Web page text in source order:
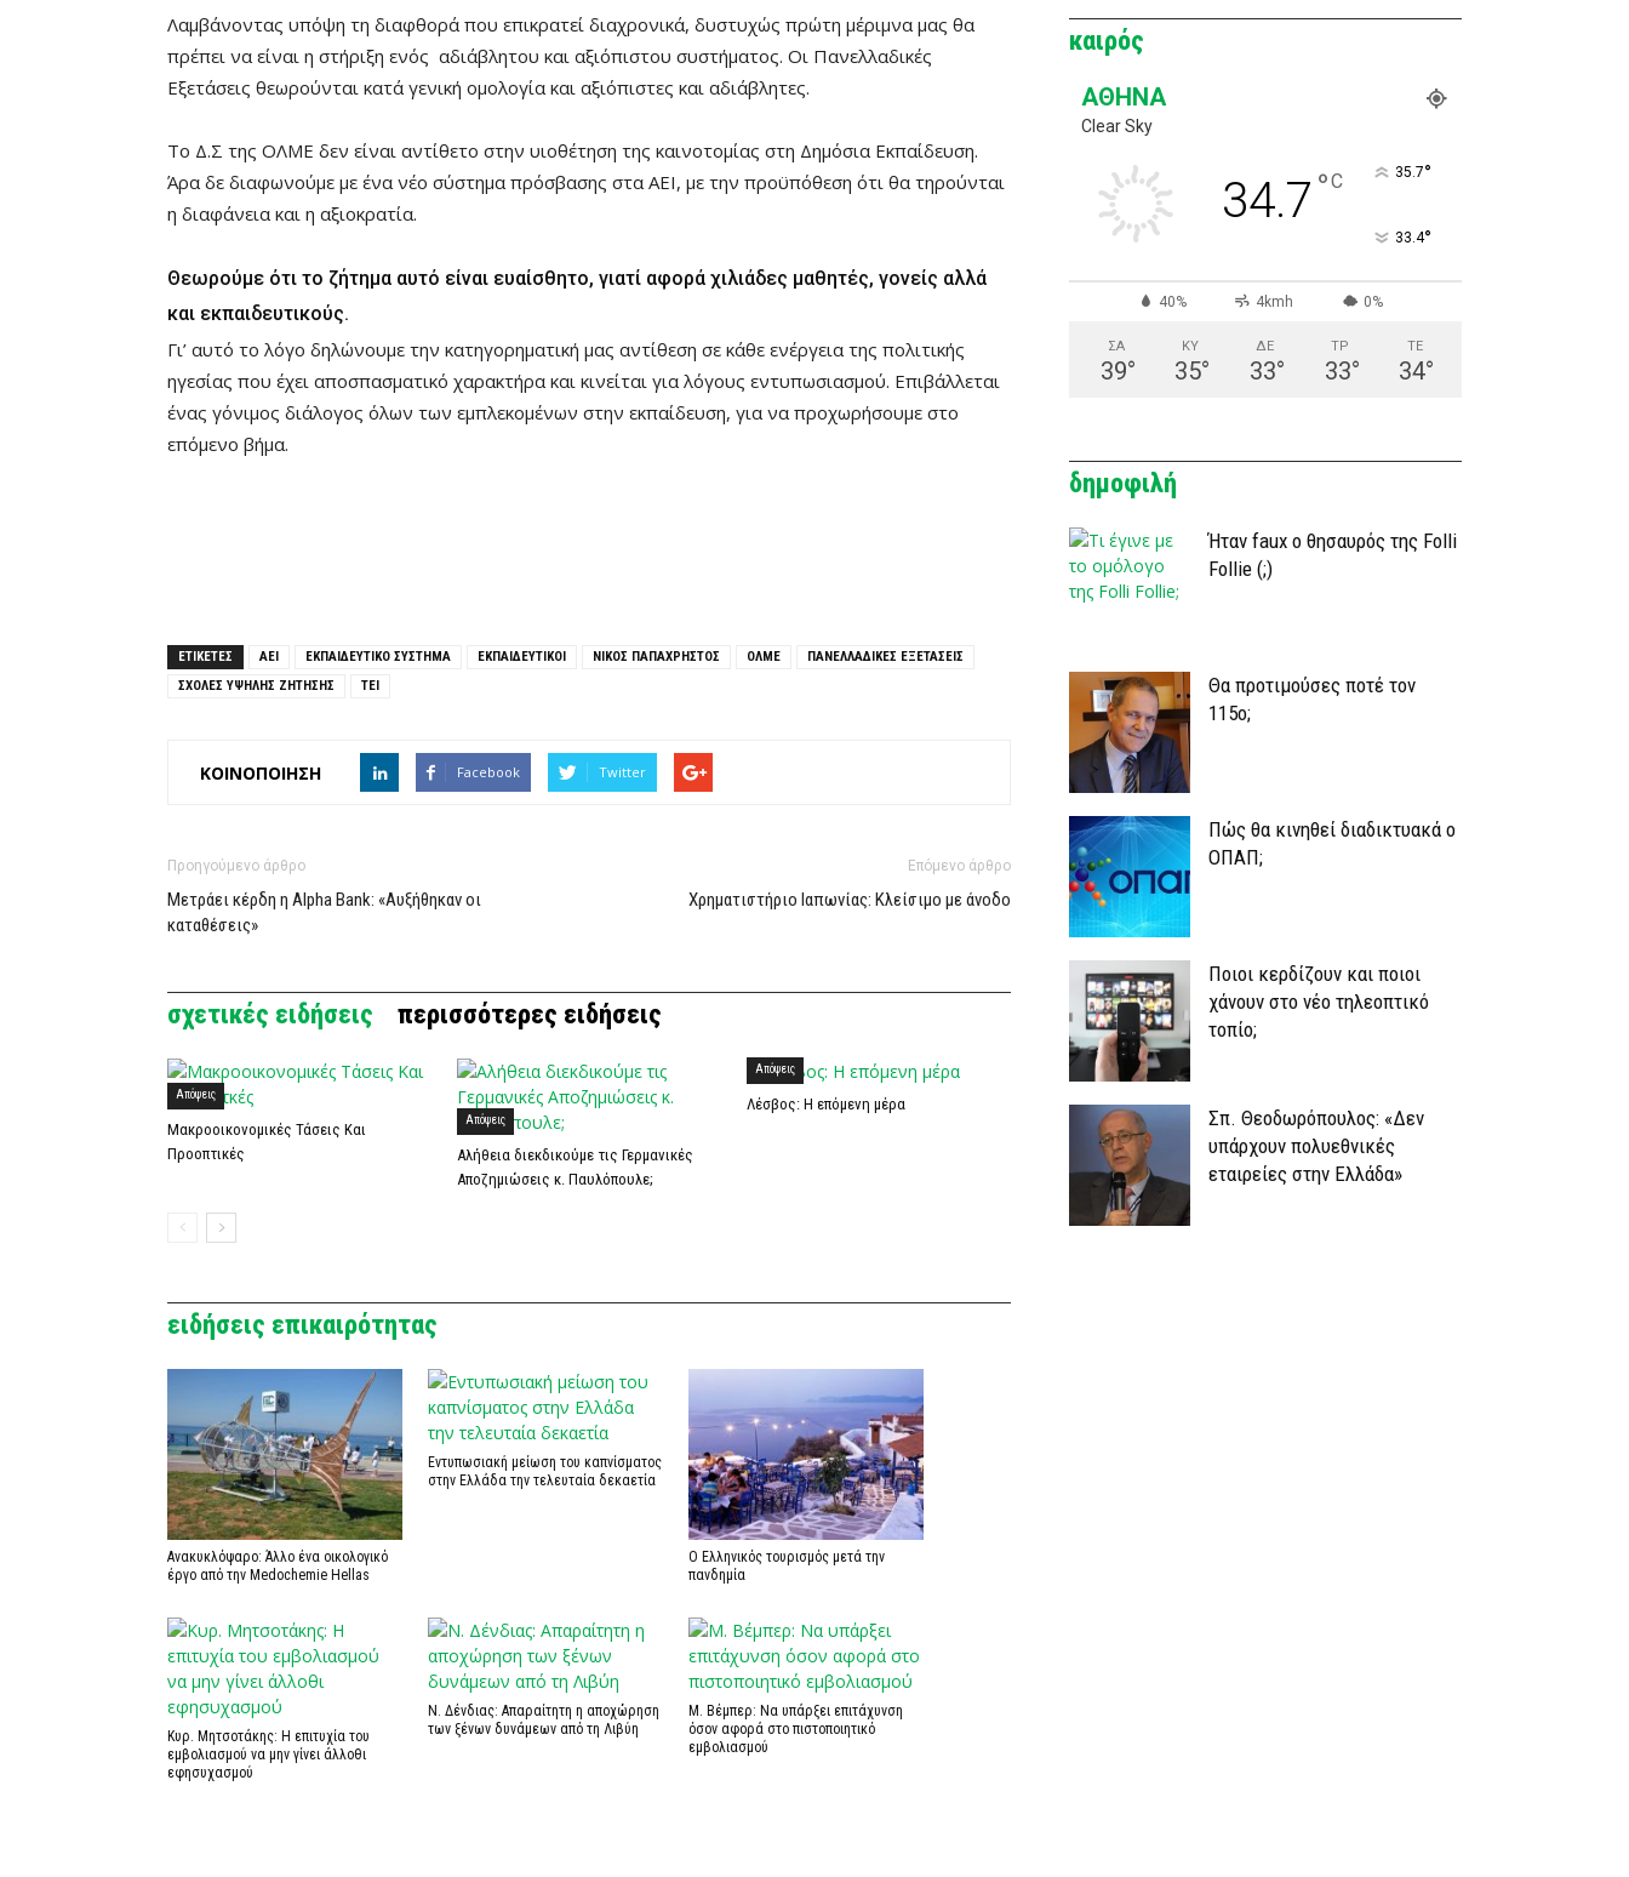
Λαμβάνοντας υπόψη τη διαφθορά που επικρατεί διαχρονικά, δυστυχώς πρώτη μέριμνα μας θα
πρέπει να είναι η στήριξη ενός αδιάβλητου και αξιόπιστου συστήματος. Οι Πανελλαδικές
Εξετάσεις θεωρούνται κατά γενική ομολογία και αξιόπιστες και αδιάβλητες.
Το Δ.Σ της ΟΛΜΕ δεν είναι αντίθετο στην υιοθέτηση της καινοτομίας στη Δημόσια Εκπαίδευση.
Άρα δε διαφωνούμε με ένα νέο σύστημα πρόσβασης στα ΑΕΙ, με την προϋπόθεση ότι θα τηρούνται
η διαφάνεια και η αξιοκρατία.
Θεωρούμε ότι το ζήτημα αυτό είναι ευαίσθητο, γιατί αφορά χιλιάδες μαθητές, γονείς αλλά
και εκπαιδευτικούς.
Γι’ αυτό το λόγο δηλώνουμε την κατηγορηματική μας αντίθεση σε κάθε ενέργεια της πολιτικής
ηγεσίας που έχει αποσπασματικό χαρακτήρα και κινείται για λόγους εντυπωσιασμού. Επιβάλλεται
ένας γόνιμος διάλογος όλων των εμπλεκομένων στην εκπαίδευση, για να προχωρήσουμε στο
επόμενο βήμα.
ΕΤΙΚΕΤΕΣ ΑΕΙ ΕΚΠΑΙΔΕΥΤΙΚΟ ΣΥΣΤΗΜΑ ΕΚΠΑΙΔΕΥΤΙΚΟΙ ΝΙΚΟΣ ΠΑΠΑΧΡΗΣΤΟΣ ΟΛΜΕ
ΠΑΝΕΛΛΑΔΙΚΕΣ ΕΞΕΤΑΣΕΙΣ
ΣΧΟΛΕΣ ΥΨΗΛΗΣ ΖΗΤΗΣΗΣ
ΤΕΙ
ΚΟΙΝΟΠΟΙΗΣΗ Facebook Twitter
Προηγούμενο άρθρο
Μετράει κέρδη η Alpha Bank: «Αυξήθηκαν οι
καταθέσεις»
Επόμενο άρθρο
Χρηματιστήριο Ιαπωνίας: Κλείσιμο με άνοδο
σχετικές ειδήσεις περισσότερες ειδήσεις
Απόψεις
Μακροοικονομικές Τάσεις Και
Προοπτικές
Απόψεις
Αλήθεια διεκδικούμε τις Γερμανικές
Αποζημιώσεις κ. Παυλόπουλε;
Απόψεις
Λέσβος: Η επόμενη μέρα
ειδήσεις επικαιρότητας
Ανακυκλόψαρο: Άλλο ένα οικολογικό
έργο από την Medochemie Hellas
Εντυπωσιακή μείωση του καπνίσματος
στην Ελλάδα την τελευταία δεκαετία
Ο Ελληνικός τουρισμός μετά την
πανδημία
Κυρ. Μητσοτάκης: Η επιτυχία του
εμβολιασμού να μην γίνει άλλοθι
εφησυχασμού
Ν. Δένδιας: Απαραίτητη η αποχώρηση
των ξένων δυνάμεων από τη Λιβύη
Μ. Βέμπερ: Να υπάρξει επιτάχυνση
όσον αφορά στο πιστοποιητικό
εμβολιασμού
καιρός
ΑΘΉΝΑ
Clear Sky
34.7 °C 35.7°
33.4°
40% 4kmh 0%
ΣΑ
39°
ΚΥ
35°
ΔΕ
33°
ΤΡ
33°
ΤΕ
34°
δημοφιλή
Ήταν faux ο θησαυρός της Folli
Follie (;)
Θα προτιμούσες ποτέ τον
115ο;
Πώς θα κινηθεί διαδικτυακά ο
ΟΠΑΠ;
Ποιοι κερδίζουν και ποιοι
χάνουν στο νέο τηλεοπτικό
τοπίο;
Σπ. Θεοδωρόπουλος: «Δεν
υπάρχουν πολυεθνικές
εταιρείες στην Ελλάδα»